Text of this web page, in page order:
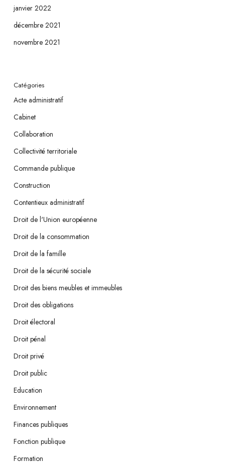
janvier 2022
décembre 2021
novembre 2021
Catégories
Acte administratif
Cabinet
Collaboration
Collectivité territoriale
Commande publique
Construction
Contentieux administratif
Droit de l'Union européenne
Droit de la consommation
Droit de la famille
Droit de la sécurité sociale
Droit des biens meubles et immeubles
Droit des obligations
Droit électoral
Droit pénal
Droit privé
Droit public
Education
Environnement
Finances publiques
Fonction publique
Formation